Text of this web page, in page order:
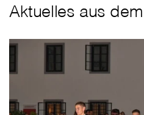
Aktuelles aus